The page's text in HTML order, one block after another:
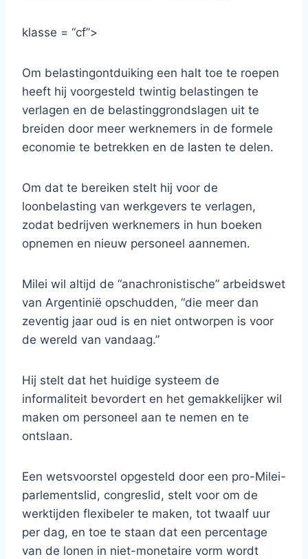
klasse = “cf”>
Om belastingontduiking een halt toe te roepen
heeft hij voorgesteld twintig belastingen te
verlagen en de belastinggrondslagen uit te
breiden door meer werknemers in de formele
economie te betrekken en de lasten te delen.
Om dat te bereiken stelt hij voor de
loonbelasting van werkgevers te verlagen,
zodat bedrijven werknemers in hun boeken
opnemen en nieuw personeel aannemen.
Milei wil altijd de “anachronistische” arbeidswet
van Argentinië opschudden, “die meer dan
zeventig jaar oud is en niet ontworpen is voor
de wereld van vandaag.”
Hij stelt dat het huidige systeem de
informaliteit bevordert en het gemakkelijker wil
maken om personeel aan te nemen en te
ontslaan.
Een wetsvoorstel opgesteld door een pro-Milei-
parlementslid, congreslid, stelt voor om de
werktijden flexibeler te maken, tot twaalf uur
per dag, en toe te staan ​​dat een percentage
van de lonen in niet-monetaire vorm wordt